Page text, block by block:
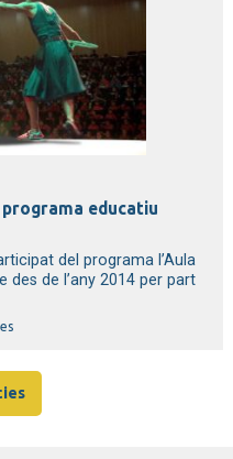
programa educatiu
del programa l’Aula
des de l’any 2014 per part